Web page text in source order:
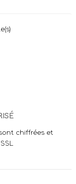
chiffrées et